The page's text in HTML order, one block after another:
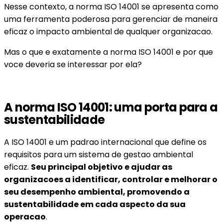
Nesse contexto, a norma ISO 14001 se apresenta como
uma ferramenta poderosa para gerenciar de maneira
eficaz o impacto ambiental de qualquer organizacao.
Mas o que e exatamente a norma ISO 14001 e por que
voce deveria se interessar por ela?
A norma ISO 14001: uma porta para a
sustentabilidade
A ISO 14001 e um padrao internacional que define os
requisitos para um sistema de gestao ambiental
eficaz. Seu principal objetivo e ajudar as
organizacoes a identificar, controlar e melhorar o
seu desempenho ambiental, promovendo a
sustentabilidade em cada aspecto da sua
operacao.